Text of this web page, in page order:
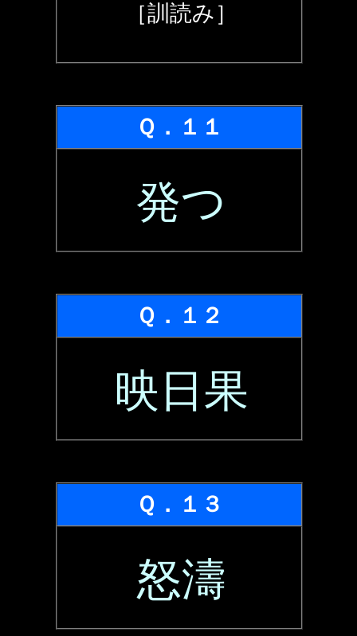
［訓読み］
Ｑ．１１
発つ
Ｑ．１２
映日果
Ｑ．１３
怒濤